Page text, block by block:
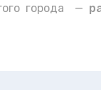
города —